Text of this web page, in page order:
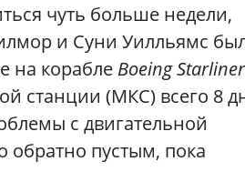
чуть больше недели,
и Суни Уилльямс
на корабле Boeing Starliner
станции (МКС) всего 8
с двигательной
обратно пустым, пока